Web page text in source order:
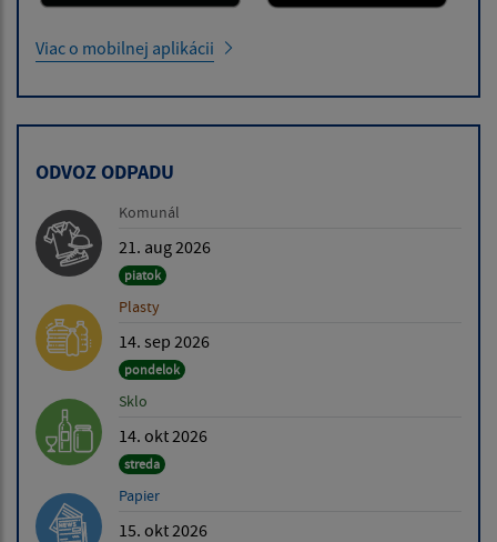
Viac o mobilnej aplikácii
ODVOZ ODPADU
Komunál
21. aug 2026
piatok
Plasty
14. sep 2026
pondelok
Sklo
14. okt 2026
streda
Papier
15. okt 2026